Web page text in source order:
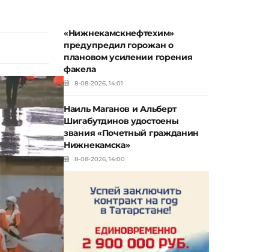
«Нижнекамскнефтехим»
предупредил горожан о
плановом усилении горения
факела
8-08-2026, 14:01
Наиль Маганов и Альберт
Шигабутдинов удостоены
звания «Почетный гражданин
Нижнекамска»
8-08-2026, 14:00